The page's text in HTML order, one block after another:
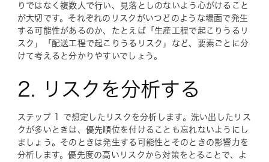
りではなく複数人で行い、見落としのないよう心がけること
が大切です。それぞれのリスクがいつどのような場面で発生
する可能性があるのか、たとえば「生産工程で起こりうるリ
スク」「配送工程で起こりうるリスク」など、要素ごとに分
けて考えると分かりやすいでしょう。
2. リスクを分析する
ステップ 1 で想定したリスクを分析します。洗い出したリス
クが多いときは、優先順位を付けることも忘れないようにし
ましょう。そのときは発生する可能性とそのときの影響力を
分析します。優先度の高いリスクから対策をとることで、よ